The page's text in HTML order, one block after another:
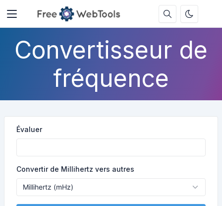
Convertisseur de
fréquence
Évaluer
Convertir de Millihertz vers autres